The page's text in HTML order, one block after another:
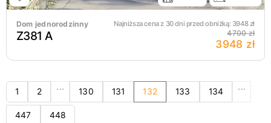
Dom jednorodzinny Najniższa cena z 30 dni przed obniżką: 3948zł
Z381 A 4700 zł
3948 zł
1 2 ... 130 131 132 133 134 ...
447 448